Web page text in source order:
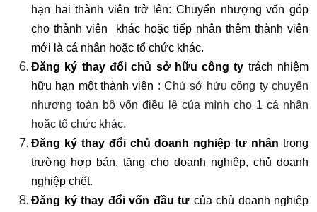
hạn hai thành viên trở lên: Chuyển nhượng vốn góp
cho thành viên khác hoặc tiếp nhân thêm thành viên
mới là cá nhân hoặc tổ chức khác.
Đăng ký thay đổi chủ sở hữu công ty trách nhiệm
hữu hạn một thành viên : Chủ sở hửu công ty chuyển
nhượng toàn bộ vốn điều lệ của mình cho 1 cá nhân
hoặc tổ chức khác.
Đăng ký thay đổi chủ doanh nghiệp tư nhân trong
trường hợp bán, tặng cho doanh nghiệp, chủ doanh
nghiệp chết.
Đăng ký thay đổi vốn đầu tư của chủ doanh nghiệp